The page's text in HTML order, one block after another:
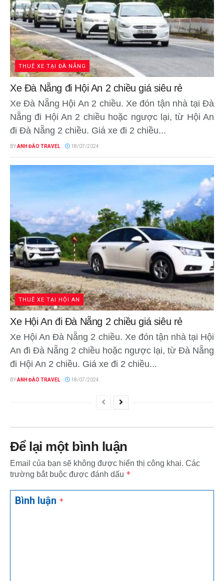
THUÊ XE TẠI ĐÀ NẴNG
Xe Đà Nẵng đi Hội An 2 chiều giá siêu rẻ
Xe Đà Nẵng Hội An 2 chiều. Xe đón tận nhà tại Đà
Nẵng đi Hội An 2 chiều hoặc ngược lại, từ Hội An
đi Đà Nẵng 2 chiều. Giá xe đi 2 chiều...
BYANH ĐÀO TRAVEL 18/07/2024
THUÊ XE TẠI HỘI AN
Xe Hội An đi Đà Nẵng 2 chiều giá siêu rẻ
Xe Hội An Đà Nẵng 2 chiều. Xe đón tận nhà tại Hội
An đi Đà Nẵng 2 chiều hoặc ngược lại, từ Đà Nẵng
đi Hội An 2 chiều. Giá xe đi 2 chiều...
BYANH ĐÀO TRAVEL 18/07/2024
Để lại một bình luận
Email của bạn sẽ không được hiển thị công khai. Các
trường bắt buộc được đánh dấu *
Bình luận *